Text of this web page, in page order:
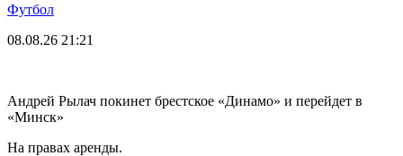
Футбол
08.08.26 21:21
Андрей Рылач покинет брестское «Динамо» и перейдет в
«Минск»
На правах аренды.